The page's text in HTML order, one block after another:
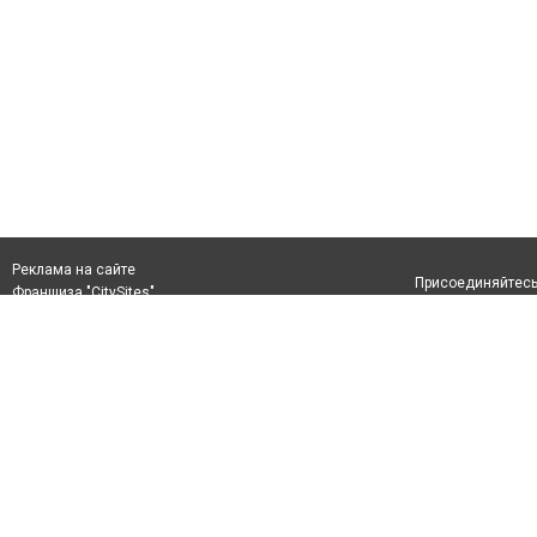
Реклама на сайте
Франшиза "CitySites"